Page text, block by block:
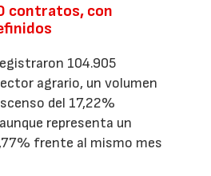
contratos, con
104.905
agrario, un volumen
del 17,22%
representa un
frente al mismo mes